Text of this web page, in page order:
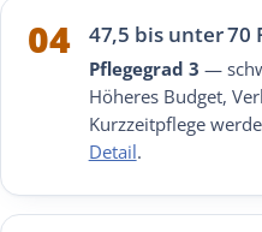
04 47,5 bis unter 70
Pflegegrad 3 —
Höheres Budget,
Kurzzeitpflege
Detail.